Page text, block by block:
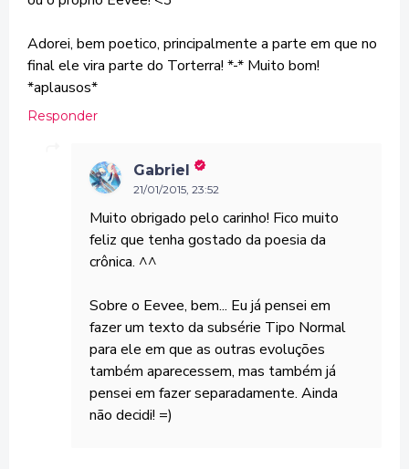
Adorei, bem poetico, principalmente a parte em que no
final ele vira parte do Torterra! *-* Muito bom!
*aplausos*
Responder
Gabriel
21/01/2015, 23:52
Muito obrigado pelo carinho! Fico muito
feliz que tenha gostado da poesia da
crônica. ^^
Sobre o Eevee, bem... Eu já pensei em
fazer um texto da subsérie Tipo Normal
para ele em que as outras evoluções
também aparecessem, mas também já
pensei em fazer separadamente. Ainda
não decidi! =)